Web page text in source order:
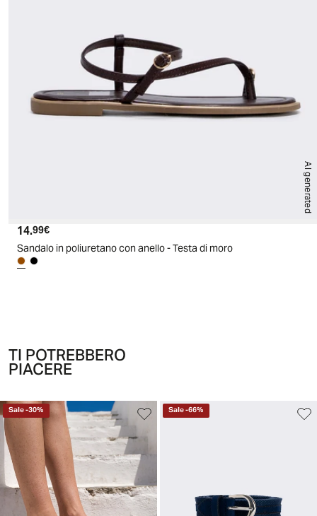
AI generated
Prezzo attuale
14.99€
Sandalo in poliuretano con anello - Testa di moro
TI POTREBBERO
PIACERE
Sale-30% Sale-66%